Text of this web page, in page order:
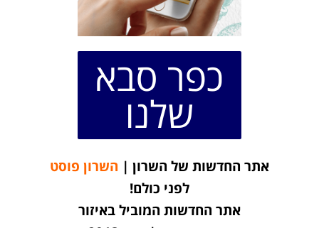
כפר סבא
שלנו
אתר החדשות של השרון | השרון פוסט
לפני כולם!
אתר החדשות המוביל באיזור